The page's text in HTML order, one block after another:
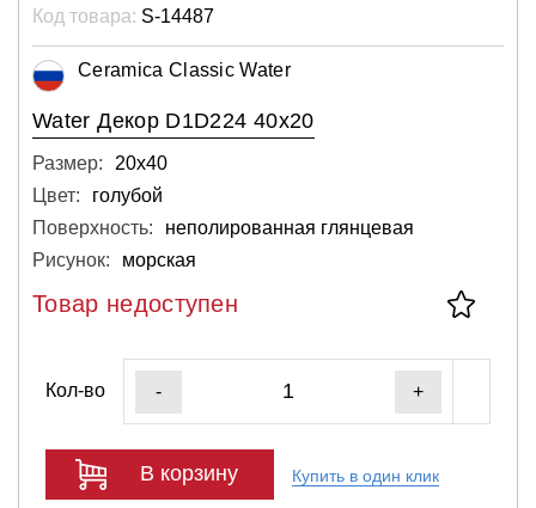
Код товара: S-14487
Ceramica Classic Water
Water Декор D1D224 40х20
Размер:
20х40
Цвет:
голубой
Поверхность:
неполированная глянцевая
Рисунок:
морская
Товар недоступен
Кол-во - +
В корзину Купить в один клик